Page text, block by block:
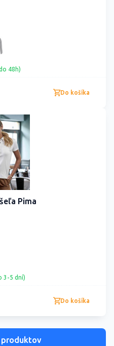
48h)
Do košíka
Pima
3-5 dní)
Do košíka
produktov